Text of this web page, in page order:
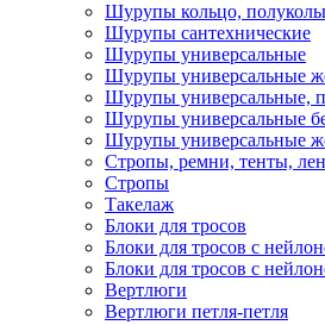
Шурупы кольцо,
Шурупы сантехнические
Шурупы универсальные
Шурупы универсальные
Шурупы универсальные,
Шурупы универсальные
Шурупы универсальные
Стропы, ремни, тенты,
Стропы
Такелаж
Блоки для тросов
Блоки для тросов с
Блоки для тросов с
Вертлюги
Вертлюги петля-петля